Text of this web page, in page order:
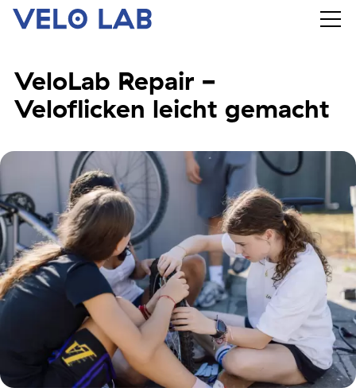
VeloLab Repair -
Veloflicken leicht gemacht